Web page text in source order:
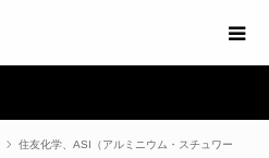
住友化学、ASI（アルミニウム・スチュワー